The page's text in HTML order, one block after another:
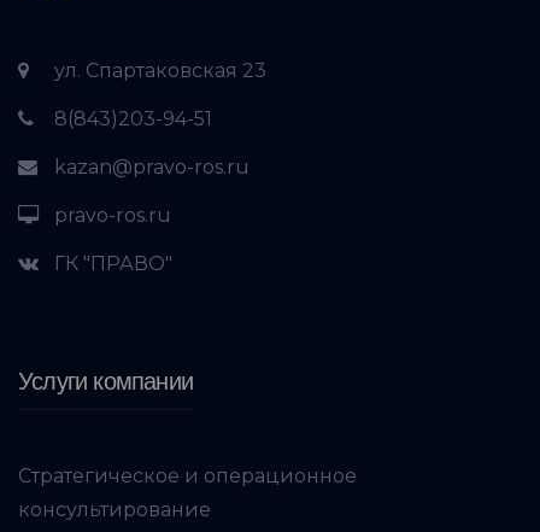
ул. Спартаковская 23
8(843)203-94-51
kazan@pravo-ros.ru
pravo-ros.ru
ГК "ПРАВО"
Услуги компании
Стратегическое и операционное
консультирование